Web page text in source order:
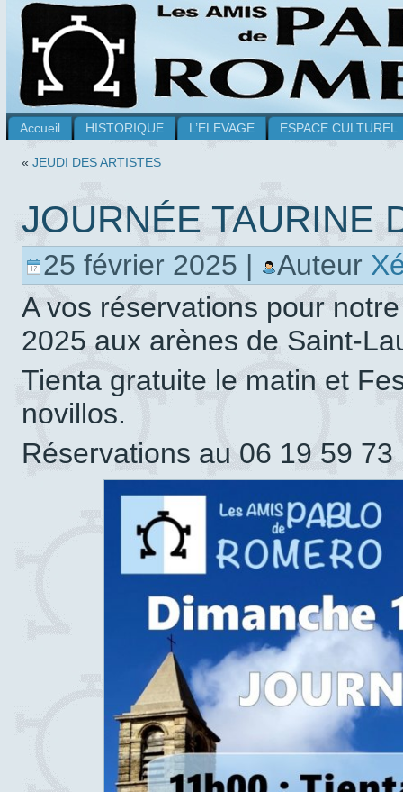
Accueil HISTORIQUE L’ELEVAGE ESPACE CULTUREL
« JEUDI DES ARTISTES
JOURNÉE TAURINE
25 février 2025 | Auteur
A vos réservations pour
2025 aux arènes de Saint-
Tienta gratuite le matin et
novillos.
Réservations au 06 19 59